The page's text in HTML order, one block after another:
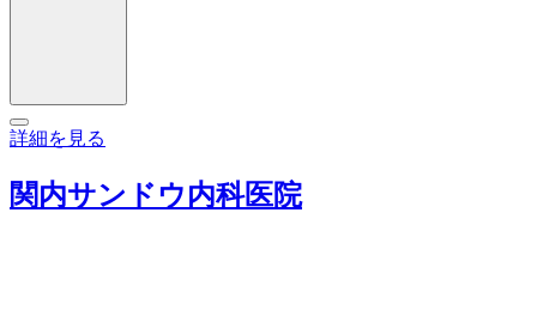
詳細を見る
関内サンドウ内科医院